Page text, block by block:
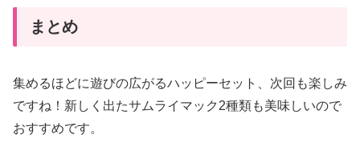
まとめ
集めるほどに遊びの広がるハッピーセット、次回も楽しみ
ですね！新しく出たサムライマック2種類も美味しいので
おすすめです。